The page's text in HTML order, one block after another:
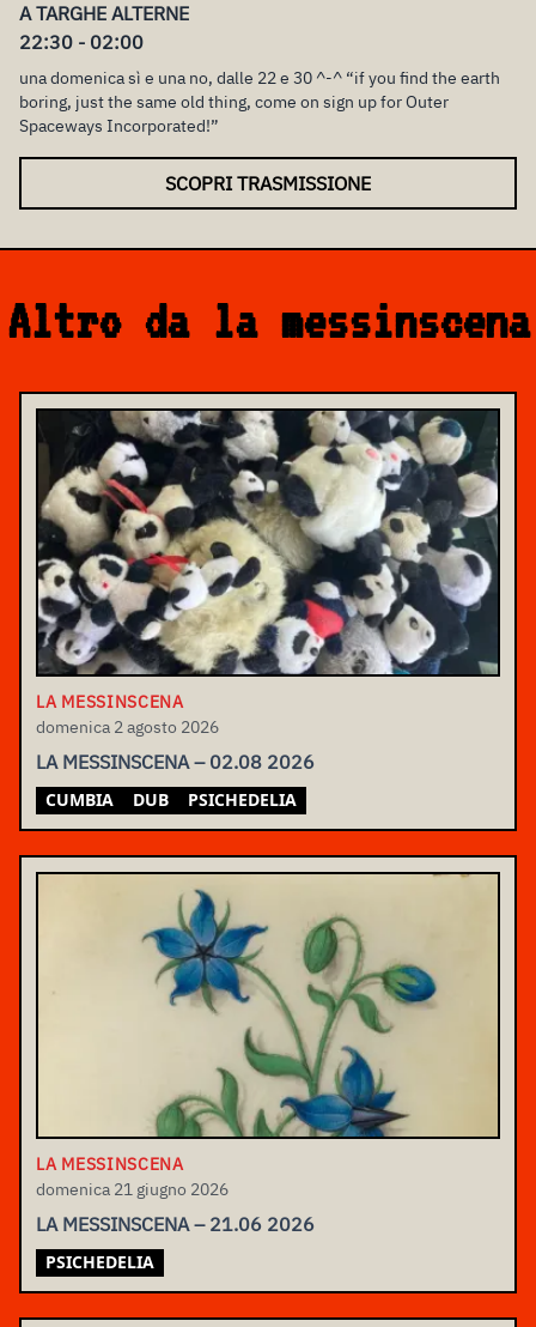
A TARGHE ALTERNE
22:30 - 02:00
una domenica sì e una no, dalle 22 e 30 ^-^ “if you find the earth
boring, just the same old thing, come on sign up for Outer
Spaceways Incorporated!”
SCOPRI TRASMISSIONE
Altro da la messinscena
LA MESSINSCENA
domenica 2 agosto 2026
LA MESSINSCENA – 02.08 2026
CUMBIA DUB PSICHEDELIA
LA MESSINSCENA
domenica 21 giugno 2026
LA MESSINSCENA – 21.06 2026
PSICHEDELIA